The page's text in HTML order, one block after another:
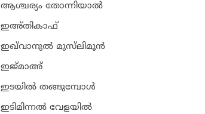
ആശ്ചര്യം തോന്നിയാല്‍
ഇഅ്തികാഫ്‌
ഇഖ്‌വാനുല്‍ മുസ്‌ലിമൂന്‍
ഇജ്മാഅ്
ഇടയില്‍ തങ്ങുമ്പോള്‍
ഇടിമിന്നല്‍ വേളയില്‍